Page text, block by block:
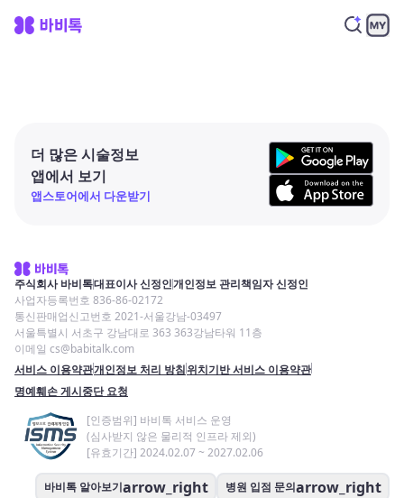
더 많은 시술정보
앱에서 보기
앱스토어에서 다운받기
주식회사 바비톡대표이사 신정인개인정보 관리책임자 신정인
사업자등록번호 836-86-02172
통신판매업신고번호 2021-서울강남-03497
서울특별시 서초구 강남대로 363 363강남타워 11층
이메일 cs@babitalk.com
서비스 이용약관개인정보 처리 방침위치기반 서비스 이용약관
명예훼손 게시중단 요청
[인증범위] 바비톡 서비스 운영
(심사받지 않은 물리적 인프라 제외)
[유효기간] 2024.02.07 ~ 2027.02.06
바비톡 알아보기arrow_right 병원 입점 문의arrow_right